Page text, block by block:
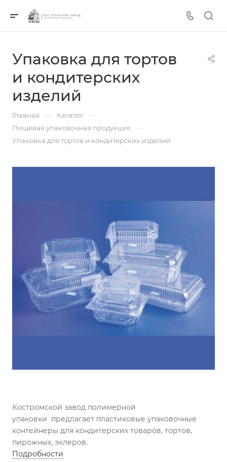
Упаковка для тортов
и кондитерских
изделий
Главная — Каталог —
Пищевая упаковочная продукция —
Упаковка для тортов и кондитерских изделий
Костромской завод полимерной
упаковки предлагает пластиковые упаковочные
контейнеры для кондитерских товаров, тортов,
пирожных, эклеров.
Подробности